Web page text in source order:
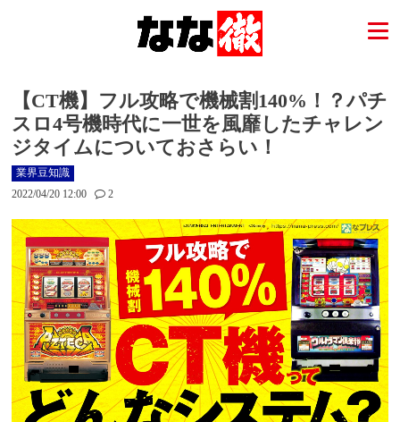
【CT機】フル攻略で機械割140%！？パチ
スロ4号機時代に一世を風靡したチャレン
ジタイムについておさらい！
業界豆知識
2022/04/20 12:00
2